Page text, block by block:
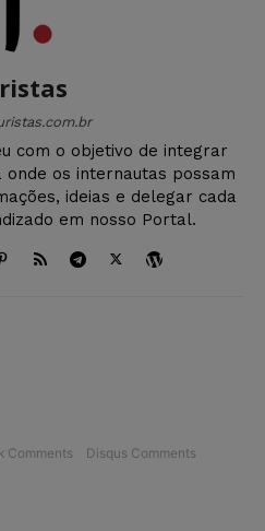
com o objetivo de integrar
onde os internautas possam
ideias e delegar cada
em nosso Portal.
Comments Disqus Comments